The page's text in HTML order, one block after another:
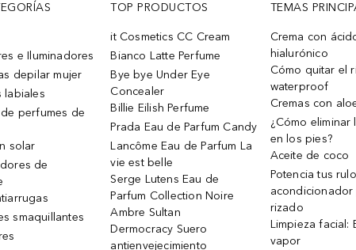
e Iluminadores
depilar mujer
labiales
perfumes de
solar
de
smaquillantes
TOP PRODUCTOS
it Cosmetics CC Cream
Bianco Latte Perfume
Bye bye Under Eye
Concealer
Billie Eilish Perfume
Prada Eau de Parfum Candy
Lancôme Eau de Parfum La
vie est belle
Serge Lutens Eau de
Parfum Collection Noire
Ambre Sultan
Dermocracy Suero
antienvejecimiento
TEMAS
Crema con
hialurónico
Cómo quitar el
waterproof
Cremas con
¿Cómo eliminar
en los pies?
Aceite de coco
Potencia tus
rizado
Limpieza facial:
vapor